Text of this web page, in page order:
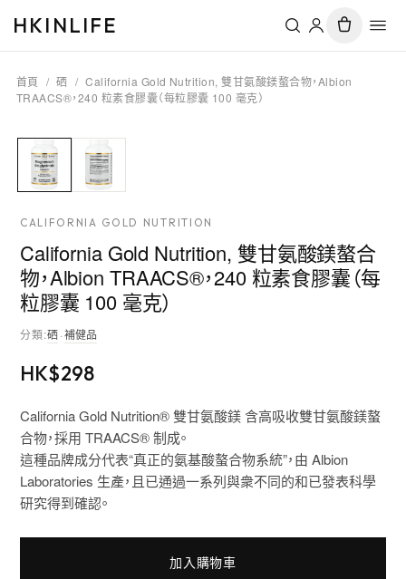
HKINLIFE
首頁 / 硒 / California Gold Nutrition, 雙甘氨酸鎂螯合物，Albion
TRAACS®，240 粒素食膠囊（每粒膠囊 100 毫克）
CALIFORNIA GOLD NUTRITION
California Gold Nutrition, 雙甘氨酸鎂螯合
物，Albion TRAACS®，240 粒素食膠囊（每
粒膠囊 100 毫克）
分類:硒·補健品
HK$298
California Gold Nutrition® 雙甘氨酸鎂 含高吸收雙甘氨酸鎂螯
合物，採用 TRAACS® 制成。
這種品牌成分代表“真正的氨基酸螯合物系統”，由 Albion
Laboratories 生產，且已通過一系列與衆不同的和已發表科學
研究得到確認。
加入購物車